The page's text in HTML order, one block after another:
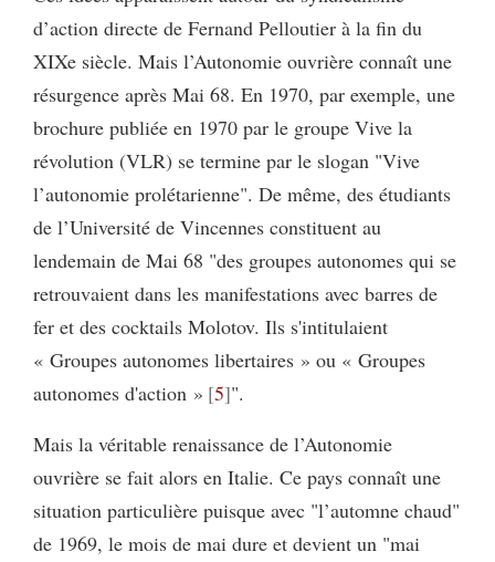
d’action directe de Fernand Pelloutier à la fin du
XIXe siècle. Mais l’Autonomie ouvrière connaît une
résurgence après Mai 68. En 1970, par exemple, une
brochure publiée en 1970 par le groupe Vive la
révolution (VLR) se termine par le slogan "Vive
l’autonomie prolétarienne". De même, des étudiants
de l’Université de Vincennes constituent au
lendemain de Mai 68 "des groupes autonomes qui se
retrouvaient dans les manifestations avec barres de
fer et des cocktails Molotov. Ils s'intitulaient
« Groupes autonomes libertaires » ou « Groupes
autonomes d'action » 5 ".
Mais la véritable renaissance de l’Autonomie
ouvrière se fait alors en Italie. Ce pays connaît une
situation particulière puisque avec "l’automne chaud"
de 1969, le mois de mai dure et devient un "mai